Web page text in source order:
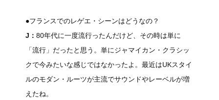
●フランスでのレゲエ・シーンはどうなの？
J： 80年代に一度流行ったんだけど、その時は単に
「流行」だったと思う。単にジャマイカン・クラシッ
クで今みたいな感じではなかったよ。最近はUKスタイ
ルのモダン・ルーツが主流でサウンドやレーベルが増
えたね。